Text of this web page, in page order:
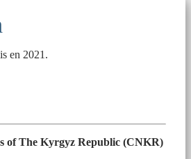
en 2021.
of The Kyrgyz Republic (CNKR)